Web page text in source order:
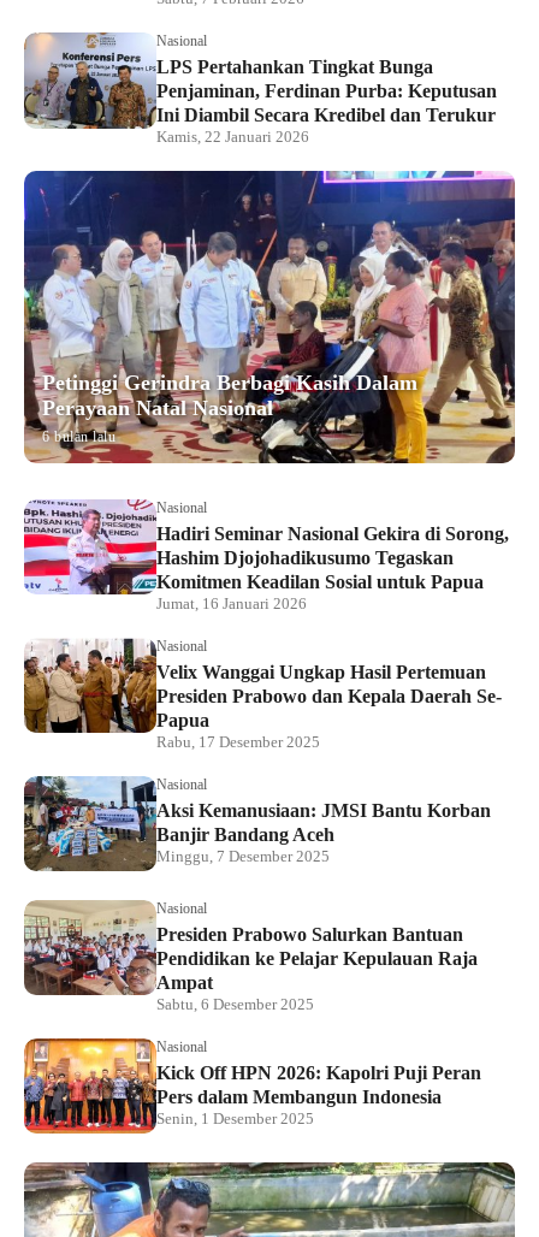
Nasional
LPS Pertahankan Tingkat Bunga
Penjaminan, Ferdinan Purba: Keputusan
Ini Diambil Secara Kredibel dan Terukur
Kamis, 22 Januari 2026
Petinggi Gerindra Berbagi Kasih Dalam
Perayaan Natal Nasional
6 bulan lalu
Nasional
Hadiri Seminar Nasional Gekira di Sorong,
Hashim Djojohadikusumo Tegaskan
Komitmen Keadilan Sosial untuk Papua
Jumat, 16 Januari 2026
Nasional
Velix Wanggai Ungkap Hasil Pertemuan
Presiden Prabowo dan Kepala Daerah Se-
Papua
Rabu, 17 Desember 2025
Nasional
Aksi Kemanusiaan: JMSI Bantu Korban
Banjir Bandang Aceh
Minggu, 7 Desember 2025
Nasional
Presiden Prabowo Salurkan Bantuan
Pendidikan ke Pelajar Kepulauan Raja
Ampat
Sabtu, 6 Desember 2025
Nasional
Kick Off HPN 2026: Kapolri Puji Peran
Pers dalam Membangun Indonesia
Senin, 1 Desember 2025